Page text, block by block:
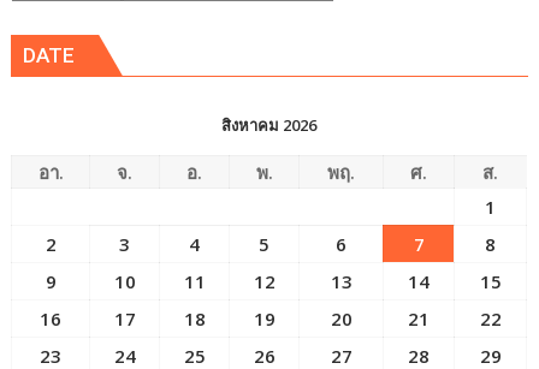
DATE
สิงหาคม 2026
อา. จ. อ. พ. พฤ. ศ.
ส.
1
2
3 4 5 6 7
8
9
10 11 12 13 14
15
16
17 18 19 20 21
22
23
24 25 26 27 28
29